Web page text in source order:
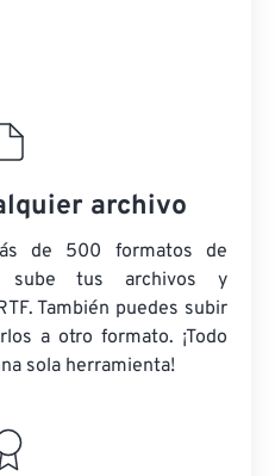
archivo
de 500 formatos de
sube tus archivos y
También puedes subir
a otro formato. ¡Todo
sola herramienta!